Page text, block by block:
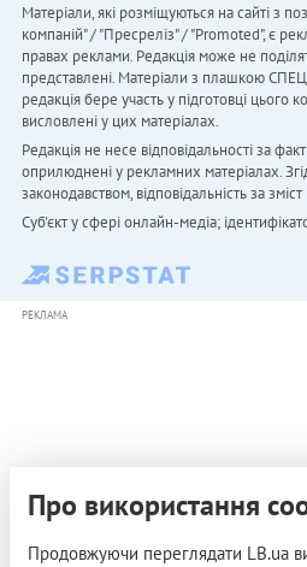
Матеріали, які розміщуються на сайті з
компаній" / "Пресреліз" / "Promoted", є
правах реклами. Редакція може не
представлені. Матеріали з плашкою
редакція бере участь у підготовці цього
висловлені у цих матеріалах.
Редакція не несе відповідальності за
оприлюднені у рекламних матеріалах.
законодавством, відповідальність за
Cуб'єкт у сфері онлайн-медіа;
РЕКЛАМА
Про використання
Продовжуючи переглядати LB.ua